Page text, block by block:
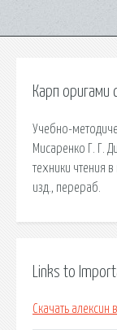
Карп оригами
Учебно-
Мисаренко Г. Г.
техники чтения
изд., перераб.
Links to
Скачать алексин